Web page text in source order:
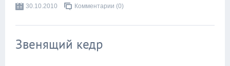
30.10.2010
Комментарии (0)
Звенящий кедр